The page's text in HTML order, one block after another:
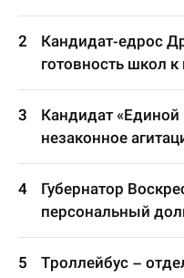
Кандидат-едрос
готовность школ
Кандидат
незаконное
Губернатор
персональный
Троллейбус –